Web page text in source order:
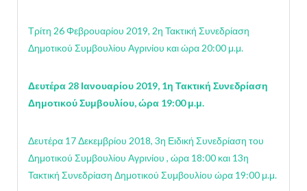
Τρίτη 26 Φεβρουαρίου 2019, 2η Τακτική Συνεδρίαση
Δημοτικού Συμβουλίου Αγρινίου και ώρα 20:00 μ.μ.
Δευτέρα 28 Ιανουαρίου 2019, 1η Τακτική Συνεδρίαση
Δημοτικού Συμβουλίου, ώρα 19:00 μ.μ.
Δευτέρα 17 Δεκεμβρίου 2018, 3η Ειδική Συνεδρίαση του
Δημοτικού Συμβουλίου Αγρινίου , ώρα 18:00 και 13η
Τακτική Συνεδρίαση Δημοτικού Συμβουλίου ώρα 19:00 μ.μ.